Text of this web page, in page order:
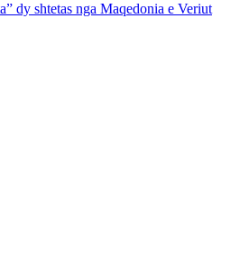
dy shtetas nga Maqedonia e Veriut